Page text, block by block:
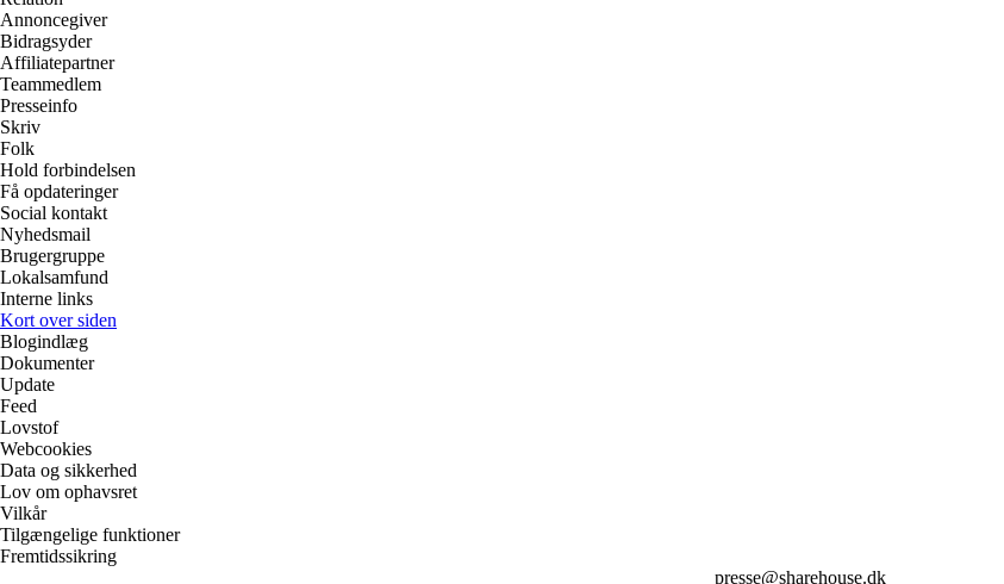
Annoncegiver
Bidragsyder
Affiliatepartner
Teammedlem
Presseinfo
Skriv
Folk
Hold forbindelsen
Få opdateringer
Social kontakt
Nyhedsmail
Brugergruppe
Lokalsamfund
Interne links
Kort over siden
Blogindlæg
Dokumenter
Update
Feed
Lovstof
Webcookies
Data og sikkerhed
Lov om ophavsret
Vilkår
Tilgængelige funktioner
Fremtidssikring
presse@sharehouse.dk